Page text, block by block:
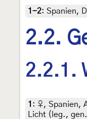
1-2: Spanien,
2.2.
2.2.1.
1 : ♀, Spanien,
Licht (leg.,